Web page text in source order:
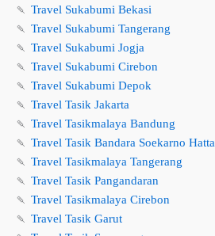
🍡 Travel Sukabumi Bekasi
🍡 Travel Sukabumi Tangerang
🍡 Travel Sukabumi Jogja
🍡 Travel Sukabumi Cirebon
🍡 Travel Sukabumi Depok
🍡 Travel Tasik Jakarta
🍡 Travel Tasikmalaya Bandung
🍡 Travel Tasik Bandara Soekarno Hatta
🍡 Travel Tasikmalaya Tangerang
🍡 Travel Tasik Pangandaran
🍡 Travel Tasikmalaya Cirebon
🍡 Travel Tasik Garut